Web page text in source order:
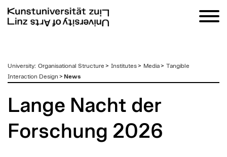
zum
Inhalt
University: Organisational Structure > Institutes> Media> Tangible
Interaction Design > News
Lange Nacht der
Forschung 2026